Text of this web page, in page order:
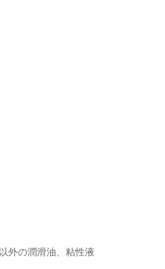
外の潤滑油、粘性液